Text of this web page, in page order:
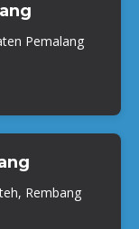
Pemalang
Rembang